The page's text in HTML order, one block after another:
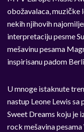
obožavalaca, muzičke
nekih njihovih
interpretaciju pesme
mešavinu pesama
inspirisanu padom
U mnoge istaknute
nastup Leone Lewis
Sweet Dreams koju je
rock mešavina